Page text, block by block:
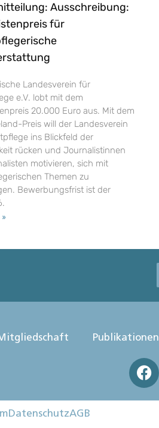
Ausschreibung:
für
Landesverein für
e.V. lobt mit dem
20.000 Euro aus. Mit dem
Preis will der Landesverein
ins Blickfeld der
rücken und Journalistinnen
motivieren, sich mit
Themen zu
Bewerbungsfrist ist der
»
Publikationen
DatenschutzAGB